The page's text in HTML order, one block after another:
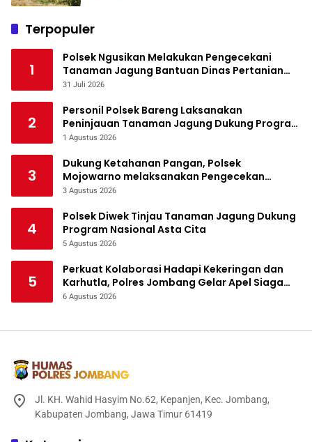
Terpopuler
1
Polsek Ngusikan Melakukan Pengecekani
Tanaman Jagung Bantuan Dinas Pertanian
melalui Polres Jombang
31 Juli 2026
2
Personil Polsek Bareng Laksanakan
Peninjauan Tanaman Jagung Dukung Program
Ketahanan Pangan
1 Agustus 2026
3
Dukung Ketahanan Pangan, Polsek
Mojowarno melaksanakan Pengecekan
Tanaman Jagung
3 Agustus 2026
4
Polsek Diwek Tinjau Tanaman Jagung Dukung
Program Nasional Asta Cita
5 Agustus 2026
5
Perkuat Kolaborasi Hadapi Kekeringan dan
Karhutla, Polres Jombang Gelar Apel Siaga
Bencana
6 Agustus 2026
Jl. KH. Wahid Hasyim No.62, Kepanjen, Kec. Jombang,
Kabupaten Jombang, Jawa Timur 61419